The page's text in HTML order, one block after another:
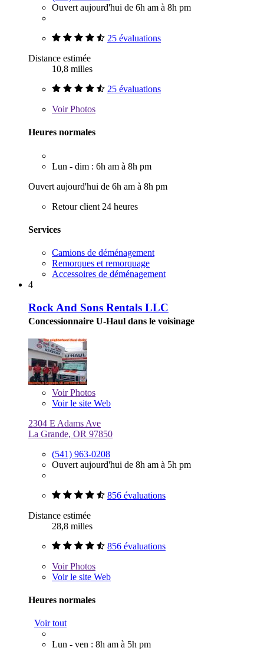
Ouvert aujourd'hui de 6h am à 8h pm
25 évaluations
Distance estimée
10,8 milles
25 évaluations
VoirPhotos
Heures normales
Lun - dim : 6h am à 8h pm
Ouvert aujourd'hui de 6h am à 8h pm
Retour client 24 heures
Services
Camions de déménagement
Remorques et remorquage
Accessoires de déménagement
4
Rock And Sons Rentals LLC
Concessionnaire U-Haul dans le voisinage
VoirPhotos
Voir le site Web
2304 E Adams Ave
La Grande, OR 97850
(541) 963-0208
Ouvert aujourd'hui de 8h am à 5h pm
856 évaluations
Distance estimée
28,8 milles
856 évaluations
VoirPhotos
Voir le site Web
Heures normales
Voir tout
Lun - ven : 8h am à 5h pm